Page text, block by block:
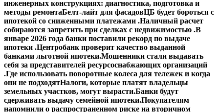
инженерных конструкциях: диагностика, подготовка и
методы ремонтаБелт-лайт для фасадовЦБ будет бороться с
ипотекой со сниженными платежами .Наличный расчет
собираются запретить при сделках с недвижимостью .В
январе 2026 года банки поставили рекорд по выдаче
ипотеки .Центробанк проверит качество выданной
банками льготной ипотеки.Мошенники стали выдавать
себя за представителей ресурсоснабжающих организаций
.Где использовать поворотные колеса для тележек и когда
они не подходятНалоги, которые платят владельцы
земельных участков, могут вырасти.Банки будут
сдерживать выдачу семейной ипотеки.Покупателям
напомнили о распространенном риске на вторичном